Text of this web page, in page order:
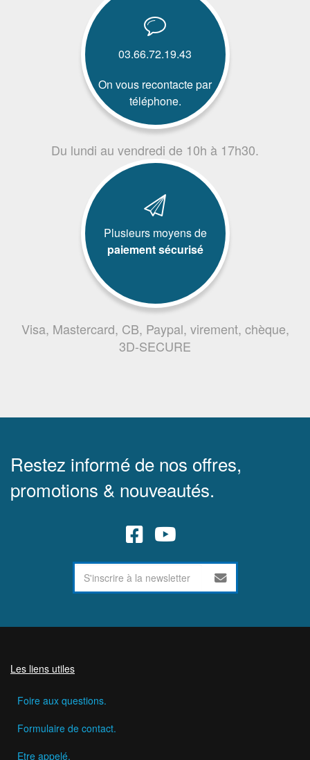
03.66.72.19.43
On vous recontacte par
téléphone.
Du lundi au vendredi de 10h à 17h30.
Plusieurs moyens de
paiement sécurisé
Visa, Mastercard, CB, Paypal, virement, chèque,
3D-SECURE
Restez informé de nos offres,
promotions & nouveautés.
Les liens utiles
Foire aux questions.
Formulaire de contact.
Etre appelé.